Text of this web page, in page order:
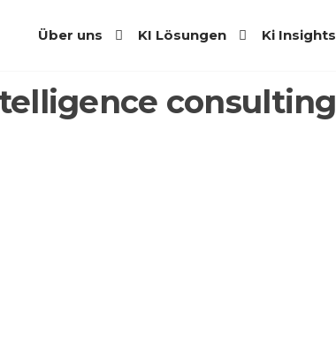
Über uns KI Lösungen Ki Insights
consulting